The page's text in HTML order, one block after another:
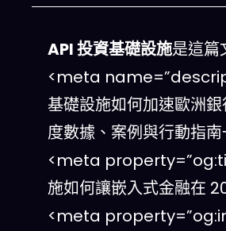
API 投資基礎設施是這篇
<meta
基礎設施如何加速歐洲
度數據、案例與行動指南
<meta
施如何讓嵌入式金融在
<meta